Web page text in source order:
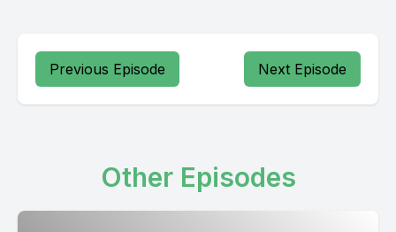
Previous Episode Next Episode
Other Episodes